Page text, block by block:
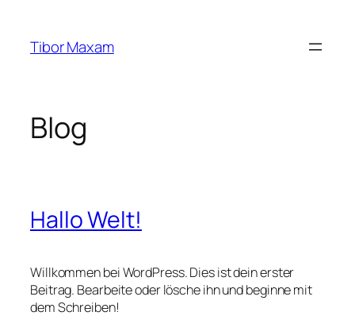
springen
Tibor Maxam
Blog
Hallo Welt!
Willkommen bei WordPress. Dies ist dein erster
Beitrag. Bearbeite oder lösche ihn und beginne mit
dem Schreiben!